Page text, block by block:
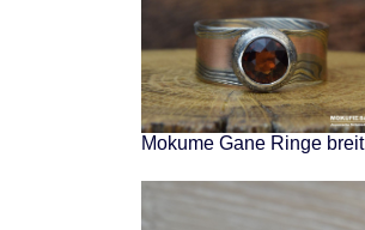
Mokume Gane Ringe breit